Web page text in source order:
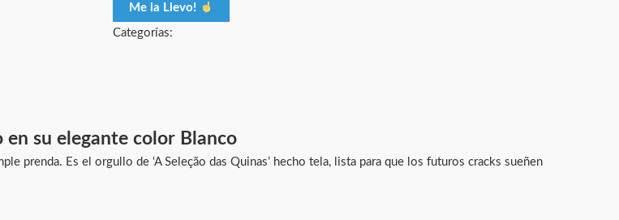
Me la Llevo!
Categorías:
su elegante color Blanco
prenda. Es el orgullo de ‘A Seleção das Quinas’ hecho tela, lista para que los futuros cracks sueñen